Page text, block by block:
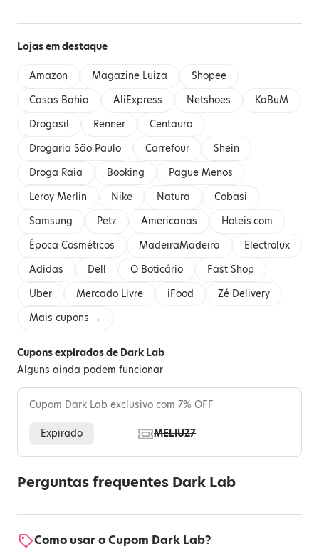
Lojas em destaque
Amazon Magazine Luiza
Shopee
Casas Bahia
AliExpress Netshoes
KaBuM
Drogasil
Renner
Centauro
Drogaria São Paulo
Carrefour
Shein
Droga Raia
Booking
Pague Menos
Leroy Merlin
Nike Natura
Cobasi
Samsung
Petz Americanas
Hoteis.com
Época Cosméticos
MadeiraMadeira
Electrolux
Adidas
Dell O Boticário
Fast Shop
Uber
Mercado Livre iFood
Zé Delivery
Mais cupons →
Cupons expirados de Dark Lab
Alguns ainda podem funcionar
Cupom Dark Lab exclusivo com 7% OFF
Expirado MELIUZ7
Perguntas frequentes Dark Lab
Como usar o Cupom Dark Lab?